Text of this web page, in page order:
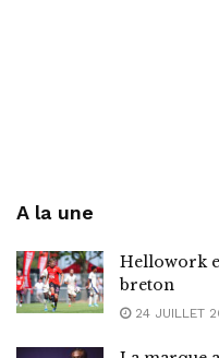
A la une
Hellowork
breton
24 JUILLET